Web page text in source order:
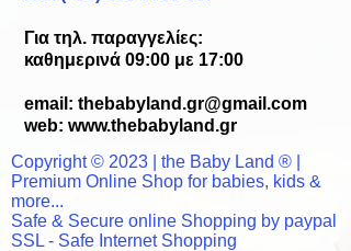
Για τηλ. παραγγελίες:
καθημερινά 09:00 με 17:00
email: thebabyland.gr@gmail.com
web: www.thebabyland.gr
Copyright © 2023 | the Baby Land ® |
Premium Online Shop for babies, kids &
more...
Safe & Secure online Shopping by paypal
SSL - Safe Internet Shopping